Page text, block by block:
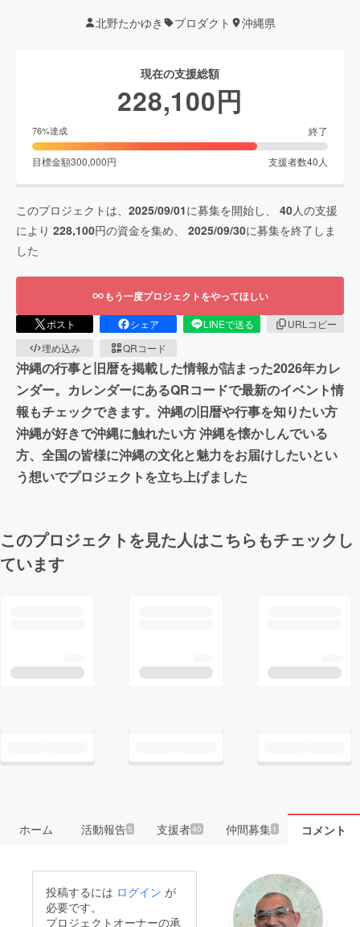
北野たかゆき プロダクト 沖縄県
現在の支援総額
228,100円
76%達成 終了
目標金額300,000円 支援者数40 人
このプロジェクトは、 2025/09/01に募集を開始し、 40人の支援
により 228,100円の資金を集め、 2025/09/30に募集を終了しま
した
もう一度プロジェクトをやってほしい
ポスト シェア LINEで送る
URLコピー
埋め込み
QRコード
沖縄の行事と旧暦を掲載した情報が詰まった2026年カレ
ンダー。カレンダーにあるQRコードで最新のイベント情
報もチェックできます。沖縄の旧暦や行事を知りたい方
沖縄が好きで沖縄に触れたい方 沖縄を懐かしんでいる
方、全国の皆様に沖縄の文化と魅力をお届けしたいとい
う想いでプロジェクトを立ち上げました
このプロジェクトを見た人はこちらもチェックし
ています
ホーム 活動報告5 支援者40 仲間募集 1 コメント
投稿するには ログイン が
必要です。
プロジェクトオーナーの承